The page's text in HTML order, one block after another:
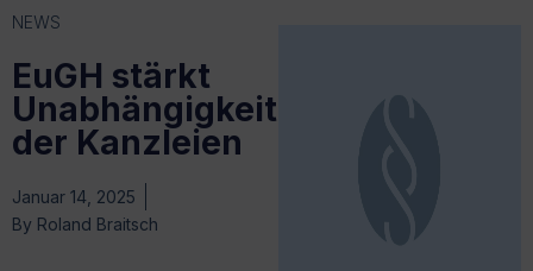
NEWS
EuGH stärkt
Unabhängigkeit
der Kanzleien
Januar 14, 2025
By Roland Braitsch